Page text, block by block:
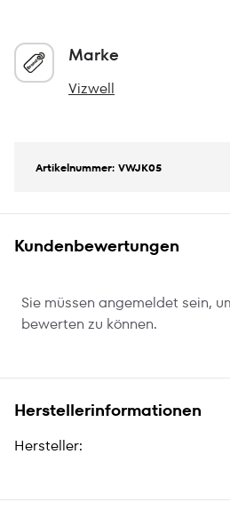
Marke
Vizwell
Artikelnummer: VWJK05
Kundenbewertungen
Sie müssen angemeldet sein,
bewerten zu können.
Herstellerinformationen
Hersteller: